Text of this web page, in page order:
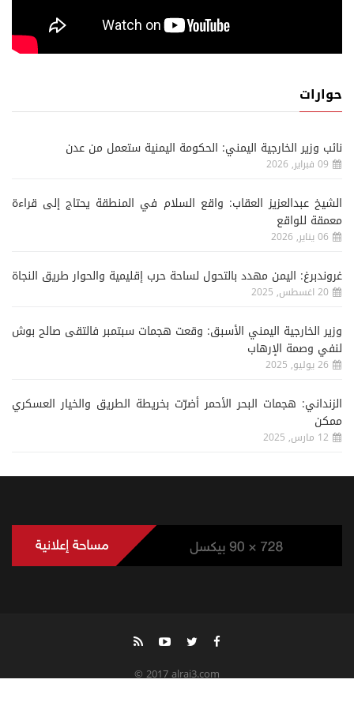
حوارات
نائب وزير الخارجية اليمني: الحكومة اليمنية ستعمل من عدن
09 فبراير, 2026
الشيخ عبدالعزيز العقاب: واقع السلام في المنطقة يحتاج إلى قراءة
معمقة للواقع
06 يناير, 2026
غروندبرغ: اليمن مهدد بالتحول لساحة حرب إقليمية والحوار طريق النجاة
20 اغسطس, 2025
وزير الخارجية اليمني الأسبق: وقعت هجمات سبتمبر فالتقى صالح بوش
لنفي وصمة الإرهاب
26 يوليو, 2025
الزنداني: هجمات البحر الأحمر أضرّت بخريطة الطريق والخيار العسكري
ممكن
12 مارس, 2025
© 2017 alrai3.com